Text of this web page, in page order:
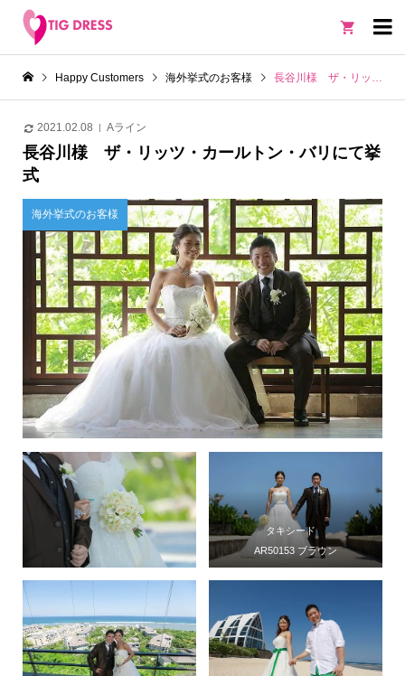

Happy Customers 海外挙式のお客様 長谷川様 ザ・リッツ・カールトン・バリにて挙式
2021.02.08 Aライン
長谷川様 ザ・リッツ・カールトン・バリにて挙
式
海外挙式のお客様
タキシード
AR50153 ブラウン